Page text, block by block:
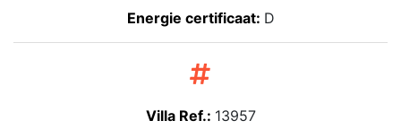
Energie certificaat: D
Villa Ref.: 13957